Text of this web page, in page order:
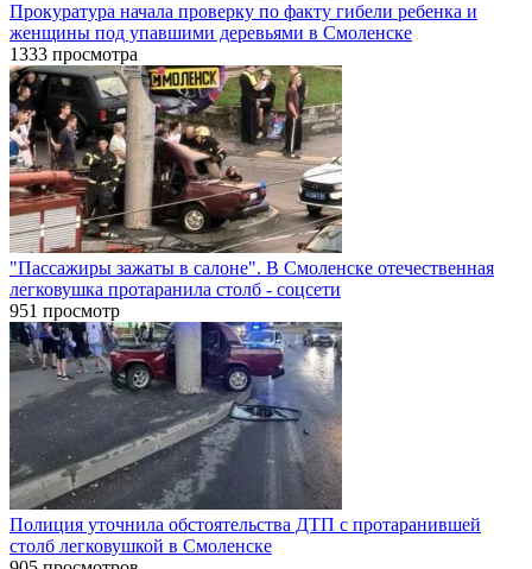
Прокуратура начала проверку по факту гибели ребенка и
женщины под упавшими деревьями в Смоленске
1333 просмотра
"Пассажиры зажаты в салоне". В Смоленске отечественная
легковушка протаранила столб - соцсети
951 просмотр
Полиция уточнила обстоятельства ДТП с протаранившей
столб легковушкой в Смоленске